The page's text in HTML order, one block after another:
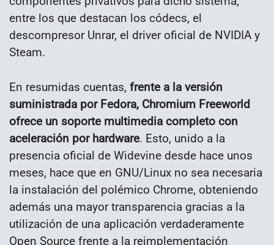
entre los que destacan los códecs, el
descompresor Unrar, el driver oficial de NVIDIA y
Steam.
En resumidas cuentas, frente a la versión
suministrada por Fedora, Chromium Freeworld
ofrece un soporte multimedia completo con
aceleración por hardware. Esto, unido a la
presencia oficial de Widevine desde hace unos
meses, hace que en GNU/Linux no sea necesaria
la instalación del polémico Chrome, obteniendo
además una mayor transparencia gracias a la
utilización de una aplicación verdaderamente
Open Source frente a la reimplementación